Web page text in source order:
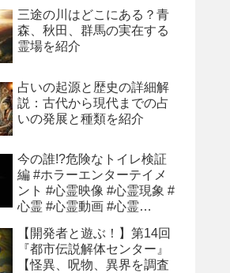
三途の川はどこにある？青
森、秋田、群馬の実在する
霊場を紹介
占いの起源と歴史の詳細解
説：古代から現代までの占
いの発展と種類を紹介
今の誰!?危険なトイレ検証
編 #ホラーエンターテイメ
ント #心霊映像 #心霊現象 #
心霊 #心霊動画 #心霊
【開発者と遊ぶ！】第14回
『都市伝説解体センター』
【怪異、呪物、異界を調査